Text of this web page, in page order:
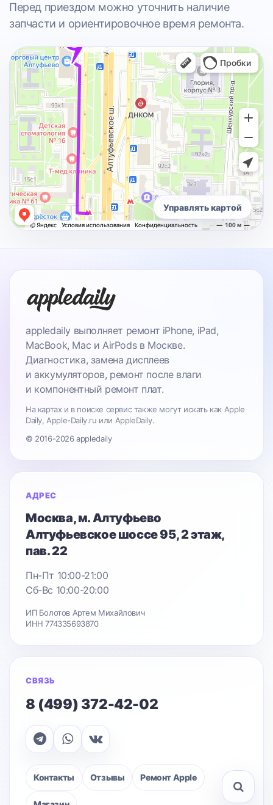
Перед приездом можно уточнить наличие
запчасти и ориентировочное время ремонта.
Управлять картой
appledaily выполняет ремонт iPhone, iPad,
MacBook, Mac и AirPods в Москве.
Диагностика, замена дисплеев
и аккумуляторов, ремонт после влаги
и компонентный ремонт плат.
На картах и в поиске сервис также могут искать как Apple
Daily, Apple-Daily.ru или AppleDaily.
© 2016-2026 appledaily
АДРЕС
Москва, м. Алтуфьево
Алтуфьевское шоссе 95, 2 этаж,
пав. 22
Пн-Пт 10:00-21:00
Сб-Вс 10:00-20:00
ИП Болотов Артем Михайлович
ИНН 774335693870
СВЯЗЬ
8 (499) 372-42-02
Контакты Отзывы Ремонт Apple